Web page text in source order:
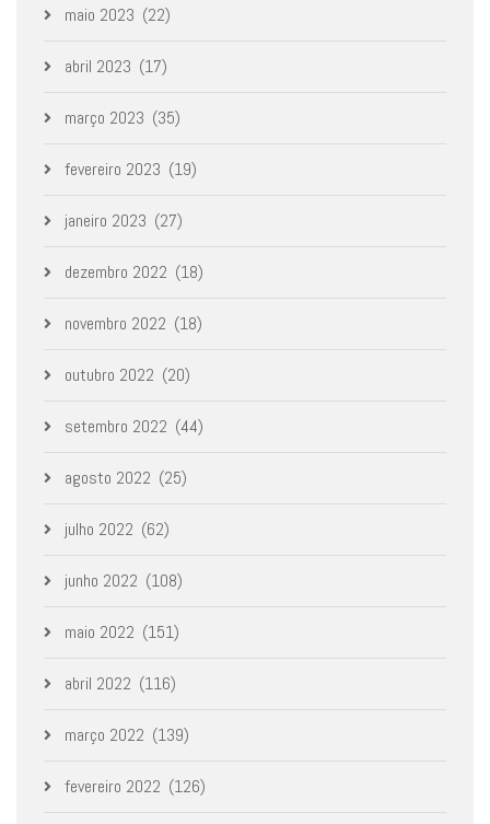
maio 2023 (22)
abril 2023 (17)
março 2023 (35)
fevereiro 2023 (19)
janeiro 2023 (27)
dezembro 2022 (18)
novembro 2022 (18)
outubro 2022 (20)
setembro 2022 (44)
agosto 2022 (25)
julho 2022 (62)
junho 2022 (108)
maio 2022 (151)
abril 2022 (116)
março 2022 (139)
fevereiro 2022 (126)